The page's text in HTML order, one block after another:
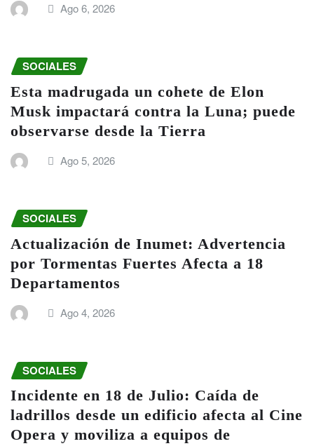
Ago 6, 2026
SOCIALES
Esta madrugada un cohete de Elon
Musk impactará contra la Luna; puede
observarse desde la Tierra
Ago 5, 2026
SOCIALES
Actualización de Inumet: Advertencia
por Tormentas Fuertes Afecta a 18
Departamentos
Ago 4, 2026
SOCIALES
Incidente en 18 de Julio: Caída de
ladrillos desde un edificio afecta al Cine
Opera y moviliza a equipos de